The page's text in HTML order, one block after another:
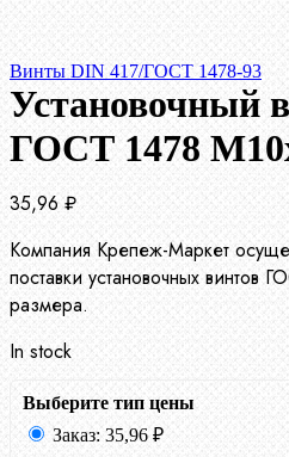
Винты DIN 417/ГОСТ 1478-93
Установочный
ГОСТ 1478
35,96 ₽
Компания Крепеж-Маркет
поставки установочных винтов
размера.
In stock
Выберите тип цены
Заказ: 35,96 ₽